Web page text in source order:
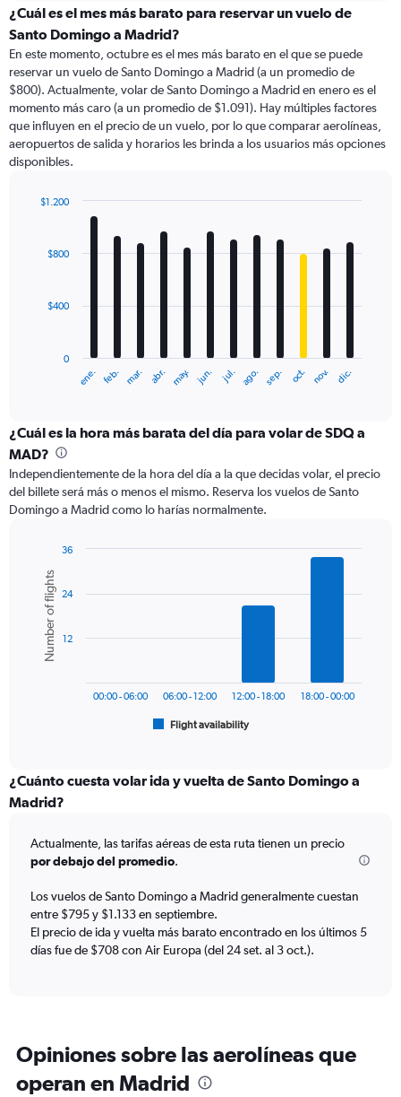
categories.
Range:
categories.
The
chart
has
1
Y
axis
values.
¿Cuál es el mes más barato para reservar un vuelo de
Santo Domingo a Madrid?
En este momento, octubre es el mes más barato en el que se puede
reservar un vuelo de Santo Domingo a Madrid (a un promedio de
$800). Actualmente, volar de Santo Domingo a Madrid en enero es el
momento más caro (a un promedio de $1.091). Hay múltiples factores
que influyen en el precio de un vuelo, por lo que comparar aerolíneas,
aeropuertos de salida y horarios les brinda a los usuarios más opciones
disponibles.
with
The
categories.
Range:
categories.
The
chart
axis
displaying
values.
Range:
ene. feb. mar. abr. may. jun. jul. ago. sep. oct. nov. dic.
0
$400
$800
$1.200
¿Cuál es la hora más barata del día para volar de SDQ a
MAD?
Independientemente de la hora del día a la que decidas volar, el precio
del billete será más o menos el mismo. Reserva los vuelos de Santo
Domingo a Madrid como lo harías normalmente.
chart
with
bars.
The
categories.
Range:
The
chart
1
Y
axis
displaying
to
36.
Chart
graphic.
Number of flights
Flight availability
00:00 - 06:00 06:00 - 12:00 12:00 - 18:00 18:00 - 00:00
12
24
36
¿Cuánto cuesta volar ida y vuelta de Santo Domingo a
Madrid?
Actualmente, las tarifas aéreas de esta ruta tienen un precio
por debajo del promedio.
Los vuelos de Santo Domingo a Madrid generalmente cuestan
entre $795 y $1.133 en septiembre.
El precio de ida y vuelta más barato encontrado en los últimos 5
días fue de $708 con Air Europa (del 24 set. al 3 oct.).
Opiniones sobre las aerolíneas que
operan en Madrid